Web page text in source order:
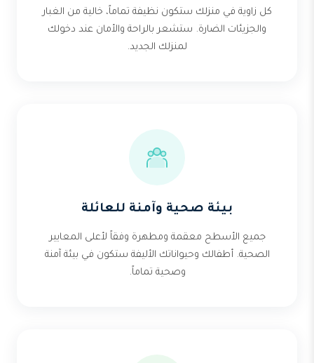
كل زاوية في منزلك ستكون نظيفة تماماً، خالية من الغبار
والجزيئات الضارة. ستشعر بالراحة والأمان عند دخولك
لمنزلك الجديد.
بيئة صحية وآمنة للعائلة
جميع الأسطح معقمة ومطهرة وفقاً لأعلى المعايير
الصحية. أطفالك وحيواناتك الأليفة ستكون في بيئة آمنة
وصحية تماماً.